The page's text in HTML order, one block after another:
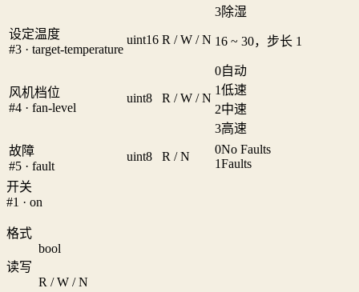
3除湿
设定温度
#3 · target-temperature
uint16 R / W / N 16 ~ 30，步长 1
风机档位
#4 · fan-level
uint8 R / W / N
0自动
1低速
2中速
3高速
故障
#5 · fault
uint8 R / N
0No Faults
1Faults
开关
#1 · on
格式
bool
读写
R / W / N